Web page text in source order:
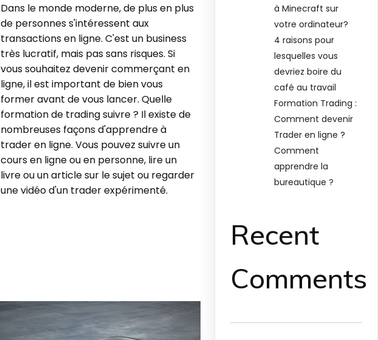
Dans le monde moderne, de plus en plus
de personnes s'intéressent aux
transactions en ligne. C'est un business
très lucratif, mais pas sans risques. Si
vous souhaitez devenir commerçant en
ligne, il est important de bien vous
former avant de vous lancer. Quelle
formation de trading suivre ? Il existe de
nombreuses façons d'apprendre à
trader en ligne. Vous pouvez suivre un
cours en ligne ou en personne, lire un
livre ou un article sur le sujet ou regarder
une vidéo d'un trader expérimenté.
à Minecraft sur
votre ordinateur?
4 raisons pour
lesquelles vous
devriez boire du
café au travail
Formation Trading :
Comment devenir
Trader en ligne ?
Comment
apprendre la
bureautique ?
Recent
Comments